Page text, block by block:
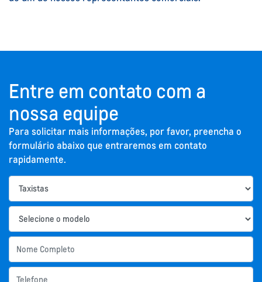
Entre em contato com a
nossa equipe
Para solicitar mais informações, por favor, preencha o
formulário abaixo que entraremos em contato
rapidamente.